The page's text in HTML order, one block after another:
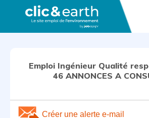
Emploi Ingénieur Qualité
46 ANNONCES A
Créer une alerte e-mail